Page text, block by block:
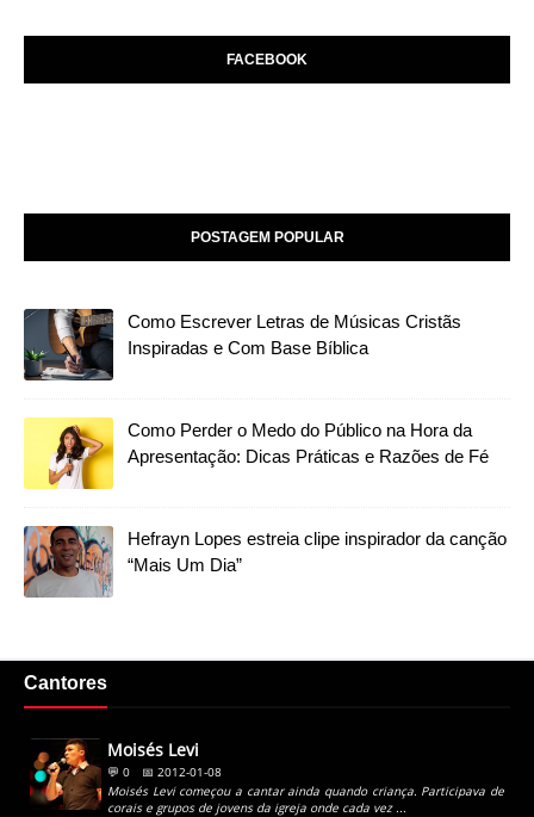
FACEBOOK
POSTAGEM POPULAR
Como Escrever Letras de Músicas Cristãs
Inspiradas e Com Base Bíblica
Como Perder o Medo do Público na Hora da
Apresentação: Dicas Práticas e Razões de Fé
Hefrayn Lopes estreia clipe inspirador da canção
“Mais Um Dia”
Cantores
Moisés Levi
💬 0
📅 2012-01-08
Moisés Levi começou a cantar ainda quando criança. Participava de
corais e grupos de jovens da igreja onde cada vez ...